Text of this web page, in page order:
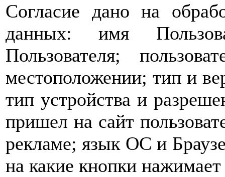
Согласие дано на
данных: имя
Пользователя;
местоположении; тип и
тип устройства и
пришел на сайт
рекламе; язык ОС и
на какие кнопки